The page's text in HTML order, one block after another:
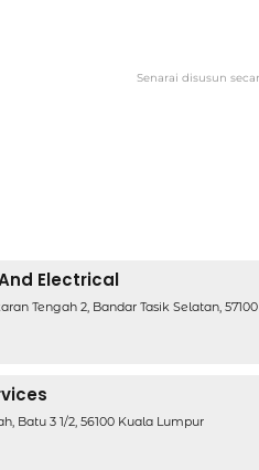
Senarai disusun
Electrical
Tengah 2, Bandar Tasik Selatan,
Batu 3 1/2, 56100 Kuala Lumpur